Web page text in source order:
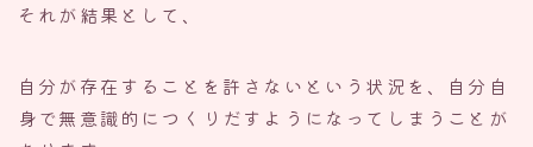
それが結果として、
自分が存在することを許さないという状況を、自分自
身で無意識的につくりだすようになってしまうことが